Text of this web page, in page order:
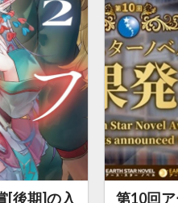
[後期]の入 第10回